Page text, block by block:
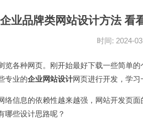
企业品牌类网站设计方法 看
时间: 2024-
各种网页。刚开始最好下载一些简单的
专业的企业网站设计网页进行开发，学习
信息的依赖性越来越强，网站开发页面
哪些设计思路呢？